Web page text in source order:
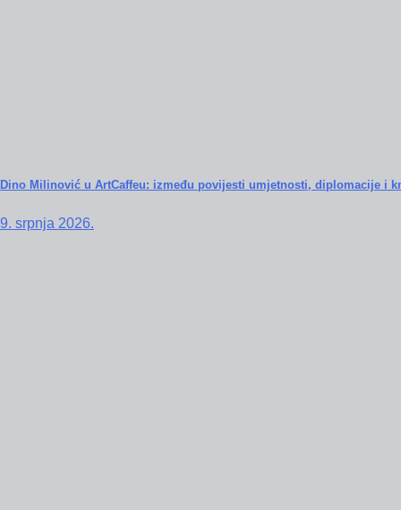
Dino Milinović u ArtCaffeu: između povijesti umjetnosti, diplomacije i
9. srpnja 2026.